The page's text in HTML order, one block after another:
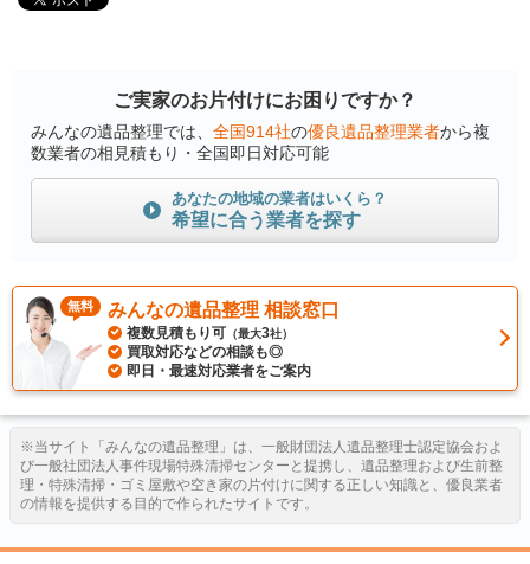
ご実家のお片付けにお困りですか？
みんなの遺品整理では、 全国914社の優良遺品整理業者から複
数業者の相見積もり・全国即日対応可能
あなたの地域の業者はいくら？
希望に合う業者を探す
無料 みんなの遺品整理 相談窓口
複数見積もり可 （最大3社）
買取対応などの相談も◎
即日・最速対応業者をご案内
※当サイト「みんなの遺品整理」は、一般財団法人遺品整理士認定協会およ
び一般社団法人事件現場特殊清掃センターと提携し、遺品整理および生前整
理・特殊清掃・ゴミ屋敷や空き家の片付けに関する正しい知識と、優良業者
の情報を提供する目的で作られたサイトです。